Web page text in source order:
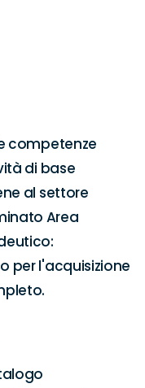
competenze
di base
al settore
Area
per l'acquisizione